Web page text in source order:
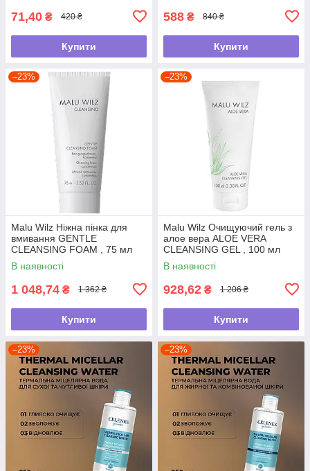
71,40 ₴ 420 ₴
Купити
588 ₴ 840 ₴
Купити
–23%
Malu Wilz Ніжна пінка для
вмивання GENTLE
CLEANSING FOAM , 75 мл
В наявності
1 048,74 ₴ 1 362 ₴
Купити
–23%
Malu Wilz Очищуючий гель з
алое вера ALOE VERA
CLEANSING GEL , 100 мл
В наявності
928,62 ₴ 1 206 ₴
Купити
–23% –23%